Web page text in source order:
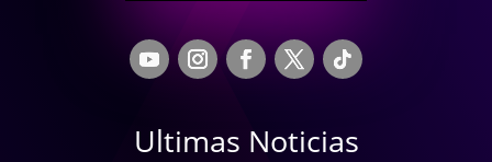
Ultimas Noticias